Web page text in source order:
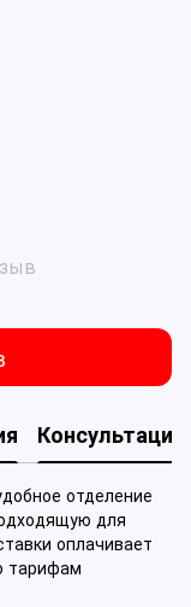
Консультация
отделение
для
оплачивает
тарифам